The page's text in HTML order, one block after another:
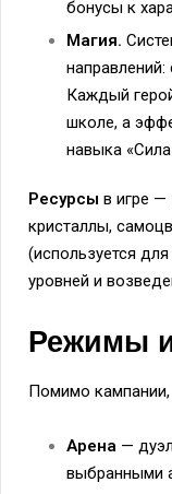
бонусы к
Магия.
направлений:
Каждый
школе, а
навыка
Ресурсы в игре —
кристаллы,
(используется
уровней и
Режимы
Помимо
Арена —
выбранными